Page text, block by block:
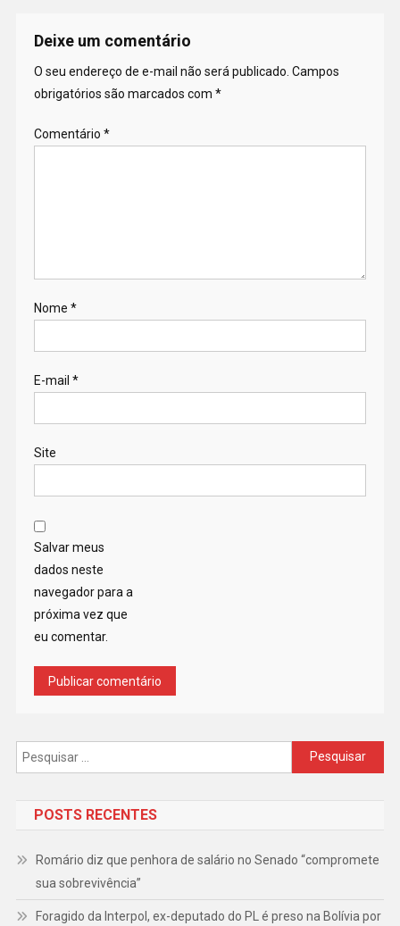
Deixe um comentário
O seu endereço de e-mail não será publicado. Campos
obrigatórios são marcados com *
Comentário *
Nome *
E-mail *
Site
Salvar meus
dados neste
navegador para a
próxima vez que
eu comentar.
Pesquisar
por:
POSTS RECENTES
Romário diz que penhora de salário no Senado “compromete
sua sobrevivência”
Foragido da Interpol, ex-deputado do PL é preso na Bolívia por